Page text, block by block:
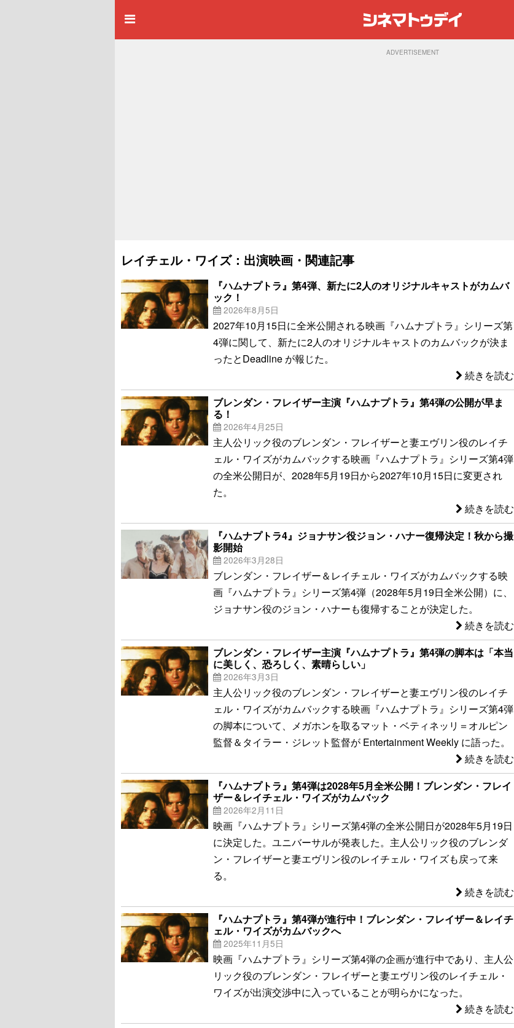
ADVERTISEMENT
レイチェル・ワイズ：出演映画・関連記事
『ハムナプトラ』第4弾、新たに2人のオリジナルキャストがカムバ
ック！
2026年8月5日
2027年10月15日に全米公開される映画『ハムナプトラ』シリーズ第
4弾に関して、新たに2人のオリジナルキャストのカムバックが決ま
ったとDeadline が報じた。
続きを読む
ブレンダン・フレイザー主演『ハムナプトラ』第4弾の公開が早ま
る！
2026年4月25日
主人公リック役のブレンダン・フレイザーと妻エヴリン役のレイチ
ェル・ワイズがカムバックする映画『ハムナプトラ』シリーズ第4弾
の全米公開日が、2028年5月19日から2027年10月15日に変更され
た。
続きを読む
『ハムナプトラ4』ジョナサン役ジョン・ハナー復帰決定！秋から撮
影開始
2026年3月28日
ブレンダン・フレイザー＆レイチェル・ワイズがカムバックする映
画『ハムナプトラ』シリーズ第4弾（2028年5月19日全米公開）に、
ジョナサン役のジョン・ハナーも復帰することが決定した。
続きを読む
ブレンダン・フレイザー主演『ハムナプトラ』第4弾の脚本は「本当
に美しく、恐ろしく、素晴らしい」
2026年3月3日
主人公リック役のブレンダン・フレイザーと妻エヴリン役のレイチ
ェル・ワイズがカムバックする映画『ハムナプトラ』シリーズ第4弾
の脚本について、メガホンを取るマット・ベティネッリ＝オルピン
監督＆タイラー・ジレット監督が Entertainment Weekly に語った。
続きを読む
『ハムナプトラ』第4弾は2028年5月全米公開！ブレンダン・フレイ
ザー＆レイチェル・ワイズがカムバック
2026年2月11日
映画『ハムナプトラ』シリーズ第4弾の全米公開日が2028年5月19日
に決定した。ユニバーサルが発表した。主人公リック役のブレンダ
ン・フレイザーと妻エヴリン役のレイチェル・ワイズも戻って来
る。
続きを読む
『ハムナプトラ』第4弾が進行中！ブレンダン・フレイザー＆レイチ
ェル・ワイズがカムバックへ
2025年11月5日
映画『ハムナプトラ』シリーズ第4弾の企画が進行中であり、主人公
リック役のブレンダン・フレイザーと妻エヴリン役のレイチェル・
ワイズが出演交渉中に入っていることが明らかになった。
続きを読む